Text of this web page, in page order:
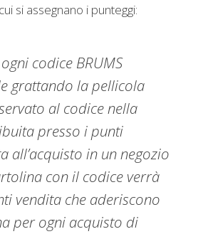
si assegnano i punteggi:
codice BRUMS
grattando la pellicola
al codice nella
presso i punti
all’acquisto in un negozio
con il codice verrà
vendita che aderiscono
per ogni acquisto di